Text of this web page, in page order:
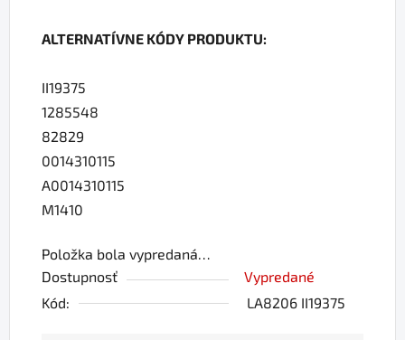
ALTERNATÍVNE KÓDY PRODUKTU:
II19375
1285548
82829
0014310115
A0014310115
M1410
Položka bola vypredaná…
Dostupnosť
Vypredané
Kód:
LA8206 II19375